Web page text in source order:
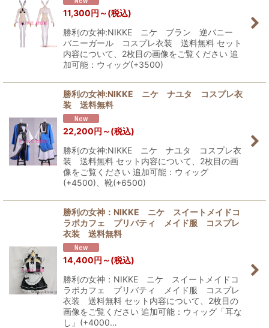
11,300円 ～(税込)
勝利の女神:NIKKE ニケ ブラン 逆バニー
バニーガール コスプレ衣装 送料無料 セット
内容について、2枚目の画像をご覧ください 追
加可能：ウィッグ(+3500)
勝利の女神:NIKKE ニケ ナユタ コスプレ衣
装 送料無料
22,200円 ～(税込)
勝利の女神:NIKKE ニケ ナユタ コスプレ衣
装 送料無料 セット内容について、2枚目の画
像をご覧ください 追加可能：ウィッグ
(+4500)、靴(+6500)
勝利の女神：NIKKE ニケ スイートメイドコ
ラボカフェ プリバティ メイド服 コスプレ
衣装 送料無料
14,400円 ～(税込)
勝利の女神：NIKKE ニケ スイートメイドコ
ラボカフェ プリバティ メイド服 コスプレ
衣装 送料無料 セット内容について、2枚目の
画像をご覧ください 追加可能：ウィッグ「耳な
し」(+4000…